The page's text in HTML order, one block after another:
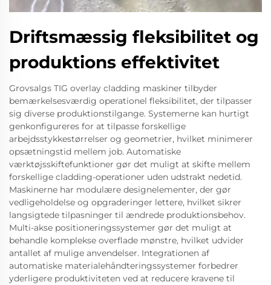
Driftsmæssig fleksibilitet og
produktions effektivitet
Grovsalgs TIG overlay cladding maskiner tilbyder
bemærkelsesværdig operationel fleksibilitet, der tilpasser
sig diverse produktionstilgange. Systemerne kan hurtigt
genkonfigureres for at tilpasse forskellige
arbejdsstykkestørrelser og geometrier, hvilket minimerer
opsætningstid mellem job. Automatiske
værktøjsskiftefunktioner gør det muligt at skifte mellem
forskellige cladding-operationer uden udstrakt nedetid.
Maskinerne har modulære designelementer, der gør
vedligeholdelse og opgraderinger lettere, hvilket sikrer
langsigtede tilpasninger til ændrede produktionsbehov.
Multi-akse positioneringssystemer gør det muligt at
behandle komplekse overflade mønstre, hvilket udvider
antallet af mulige anvendelser. Integrationen af
automatiske materialehåndteringssystemer forbedrer
yderligere produktiviteten ved at reducere kravene til